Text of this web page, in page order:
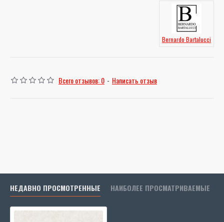
Bernardo Bartalucci
Всего отзывов: 0 - Написать отзыв
НЕДАВНО ПРОСМОТРЕННЫЕ НАИБОЛЕЕ ПРОСМАТРИВАЕМЫЕ